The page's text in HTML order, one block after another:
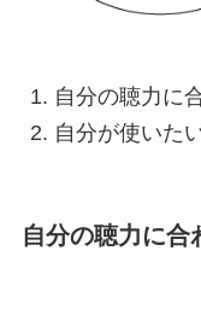
自分の聴力に
自分が使いた
自分の聴力に合